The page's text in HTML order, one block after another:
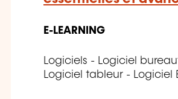
E-LEARNING
Logiciels - Logiciel
Logiciel tableur - Logiciel